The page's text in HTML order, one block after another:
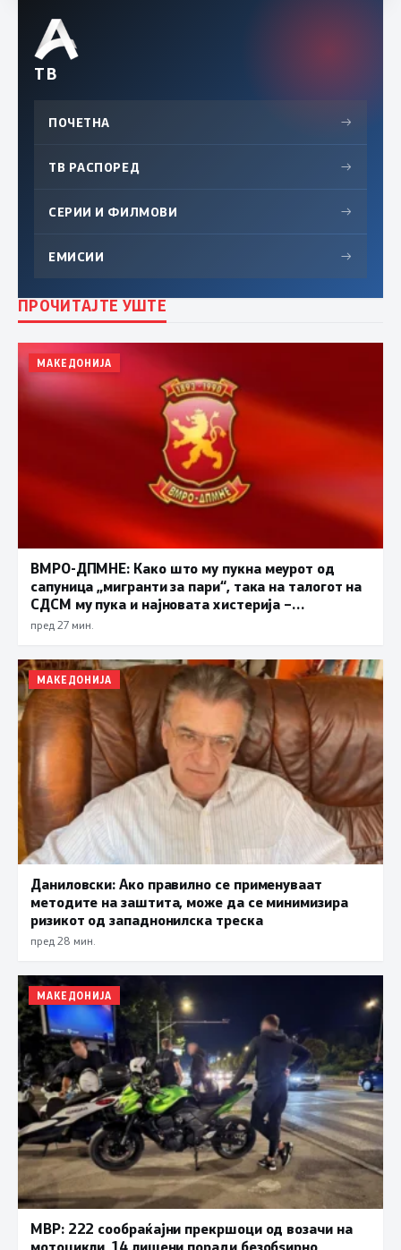
ТВ
ПОЧЕТНА →
ТВ РАСПОРЕД →
СЕРИИ И ФИЛМОВИ →
ЕМИСИИ →
ПРОЧИТАЈТЕ УШТЕ
МАКЕДОНИЈА
ВМРО-ДПМНЕ: Како што му пукна меурот од
сапуница „мигранти за пари“, така на талогот на
СДСМ му пука и најновата хистерија –
прифаќање на француски предлог
пред 27 мин.
МАКЕДОНИЈА
Даниловски: Ако правилно се применуваат
методите на заштита, може да се минимизира
ризикот од западнонилска треска
пред 28 мин.
МАКЕДОНИЈА
МВР: 222 сообраќајни прекршоци од возачи на
мотоцикли, 14 лишени поради безобѕирно